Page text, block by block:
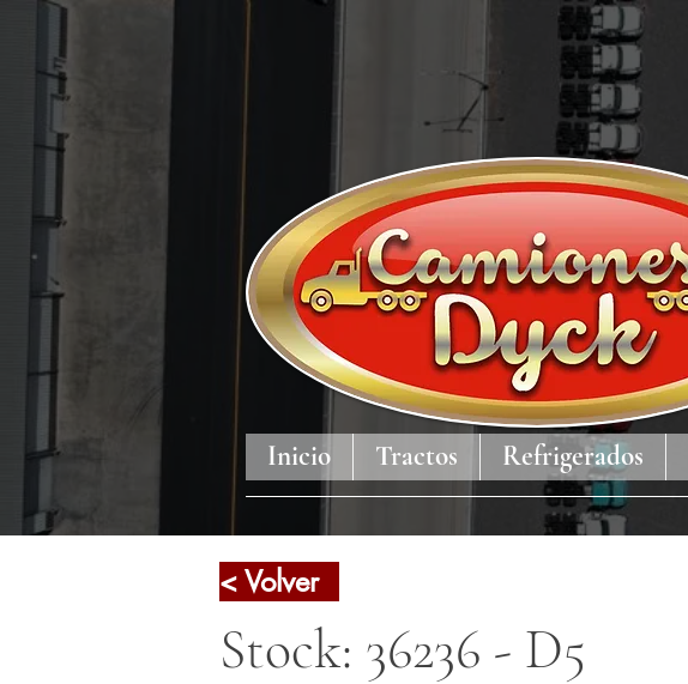
Inicio Tractos Refrigerados
< Volver
Stock: 36236 - D5